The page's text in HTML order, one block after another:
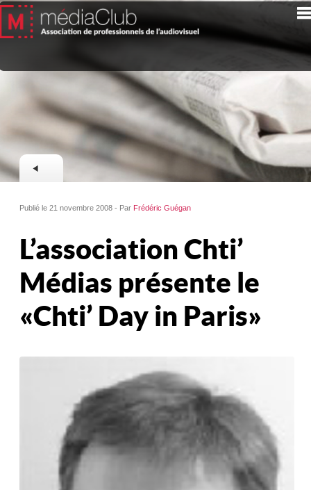
Publié le 21 novembre 2008 - Par Frédéric Guégan
L’association Chti’
Médias présente le
« Chti’ Day in Paris »